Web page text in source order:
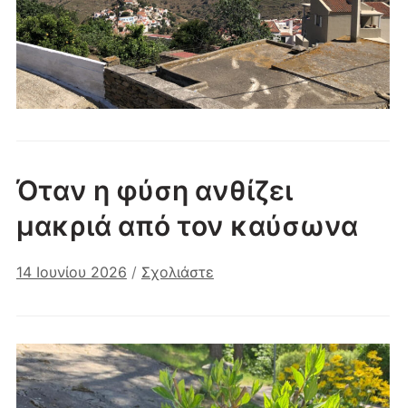
Όταν η φύση ανθίζει
μακριά από τον καύσωνα
14 Ιουνίου 2026 / Σχολιάστε